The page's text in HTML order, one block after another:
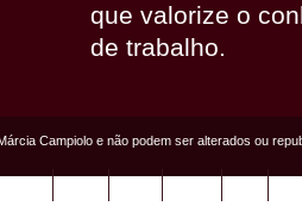
que valorize o
de trabalho.
Campiolo e não podem ser alterados ou